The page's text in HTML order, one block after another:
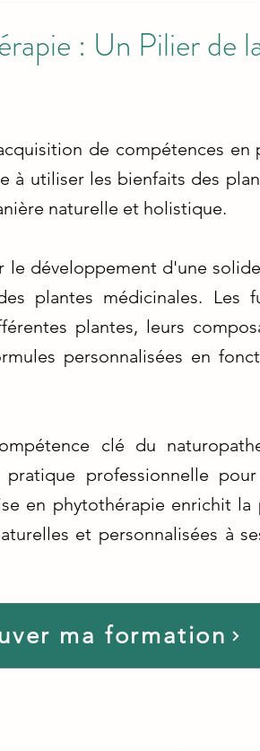
: Un Pilier de
de compétences en
à utiliser les bienfaits des
naturelle et holistique.
le développement d'une
plantes médicinales. Les
plantes, leurs
personnalisées en
clé du
pratique professionnelle
en phytothérapie enrichit
et personnalisées à
ma formation